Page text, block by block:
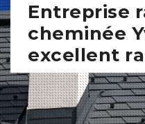
Entreprise
cheminée
excellent